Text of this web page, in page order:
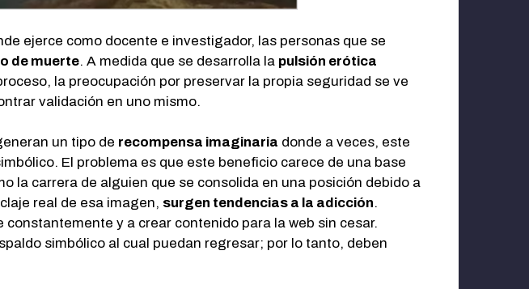
ejerce como docente e investigador, las personas que se
de muerte. A medida que se desarrolla la pulsión erótica
la preocupación por preservar la propia seguridad se ve
validación en uno mismo.
un tipo de recompensa imaginaria donde a veces, este
El problema es que este beneficio carece de una base
la carrera de alguien que se consolida en una posición debido a
real de esa imagen, surgen tendencias a la adicción.
y a crear contenido para la web sin cesar.
simbólico al cual puedan regresar; por lo tanto, deben